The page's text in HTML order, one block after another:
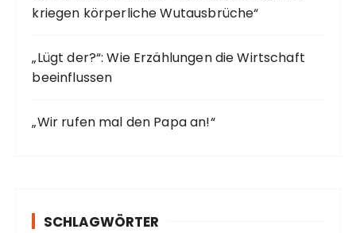
kriegen körperliche Wutausbrüche“
„Lügt der?“: Wie Erzählungen die Wirtschaft
beeinflussen
„Wir rufen mal den Papa an!“
SCHLAGWÖRTER